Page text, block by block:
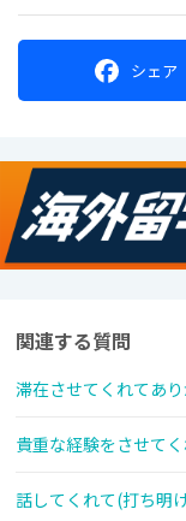
シェア
関連する質問
滞在させてくれてあ
貴重な経験をさせて
話してくれて(打ち明